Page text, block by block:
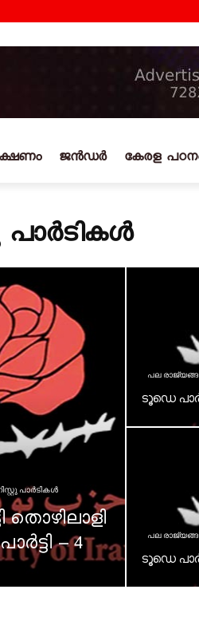
ജൻഡർ കേരള
പാര്‍ടികള്‍
തൊഴിലാളി
– 4
പല
ടൂഡെ
പല
ടൂഡെ